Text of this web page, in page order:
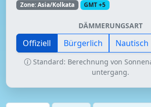
Zone: Asia/Kolkata GMT +5
DÄMMERUNGSART
Offiziell Bürgerlich Nautisch
Standard: Berechnung von
untergang.